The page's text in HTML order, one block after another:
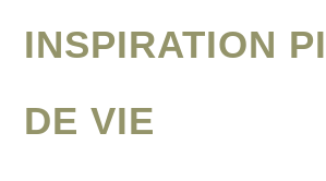
INSPIRATION
DE VIE